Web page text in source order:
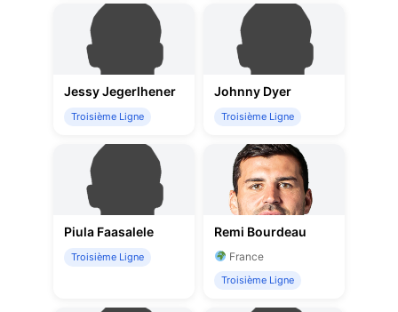
Jessy Jegerlhener
Troisième Ligne
Johnny Dyer
Troisième Ligne
Piula Faasalele
Troisième Ligne
Remi Bourdeau
France
Troisième Ligne